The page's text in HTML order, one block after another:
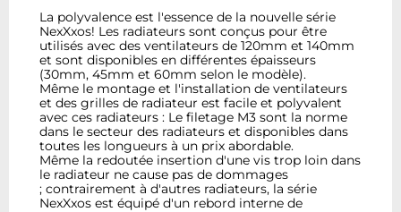
La polyvalence est l'essence de la nouvelle série
NexXxos! Les radiateurs sont conçus pour être
utilisés avec des ventilateurs de 120mm et 140mm
et sont disponibles en différentes épaisseurs
(30mm, 45mm et 60mm selon le modèle).
Même le montage et l'installation de ventilateurs
et des grilles de radiateur est facile et polyvalent
avec ces radiateurs : Le filetage M3 sont la norme
dans le secteur des radiateurs et disponibles dans
toutes les longueurs à un prix abordable.
Même la redoutée insertion d'une vis trop loin dans
le radiateur ne cause pas de dommages
; contrairement à d'autres radiateurs, la série
NexXxos est équipé d'un rebord interne de